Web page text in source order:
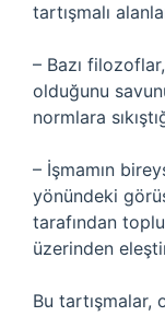
tartışmalı
– Bazı
olduğunu
normlara
– İşmamın
yönündeki
tarafından
üzerinden
Bu tartışmalar,